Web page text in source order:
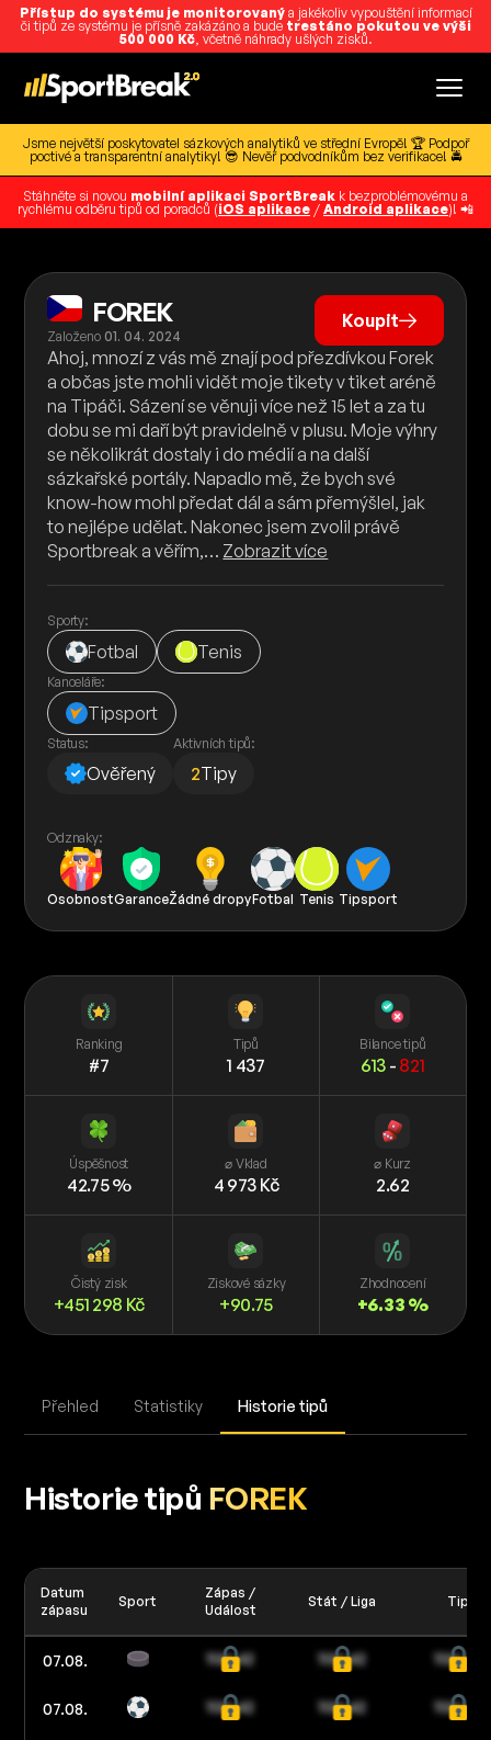
Přístup do systému je monitorovanýa jakékoliv vypouštění informací
či tipů ze systému je přísně zakázáno a bude trestáno pokutou ve výši
500 000 Kč, včetně náhrady ušlých zisků.
Jsme největší poskytovatel sázkových analytiků ve střední Evropě! 🏆 Podpoř
poctivé a transparentní analytiky! 😎 Nevěř podvodníkům bez verifikace! 🚔
Stáhněte si novou mobilní aplikaci SportBreak k bezproblémovému a
rychlému odběru tipů od poradců (iOS aplikace / Android aplikace)! 📲
FOREK
Založeno 01. 04. 2024
Koupit
Ahoj, mnozí z vás mě znají pod přezdívkou Forek
a občas jste mohli vidět moje tikety v tiket aréně
na Tipáči. Sázení se věnuji více než 15 let a za tu
dobu se mi daří být pravidelně v plusu. Moje výhry
se několikrát dostaly i do médií a na další
sázkařské portály. Napadlo mě, že bych své
know-how mohl předat dál a sám přemýšlel, jak
to nejlépe udělat. Nakonec jsem zvolil právě
Sportbreak a věřím,… Zobrazit více
Sporty:
Fotbal Tenis
Kanceláře:
Tipsport
Status:
Ověřený
Aktivních tipů:
2Tipy
Odznaky:
OsobnostGaranceŽádné dropyFotbal Tenis Tipsport
Ranking
#7
Tipů
1 437
Bilance tipů
613 - 821
Úspěšnost
42.75 %
⌀ Vklad
4 973 Kč
⌀ Kurz
2.62
Čistý zisk
+451 298 Kč
Ziskové sázky
+90.75
Zhodnocení
+6.33 %
Přehled Statistiky Historie tipů
Historie tipů FOREK
Datum
zápasu
Sport
Zápas /
Událost
Stát / Liga Tip
07.08.
07.08.